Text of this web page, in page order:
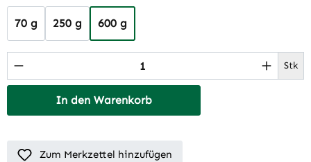
70 g 250 g 600 g
Produkt Anzahl: Gib den gewünschten Stk
In den Warenkorb
Zum Merkzettel hinzufügen